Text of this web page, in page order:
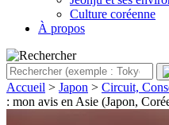
Culture coréenne
À propos
Accueil > Japon > Circuit,
: mon avis en Asie (Japon,